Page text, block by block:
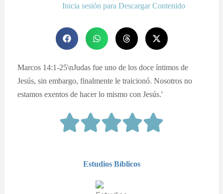
Inicia sesión para Descargar Contenido
Marcos 14:1-25\nJudas fue uno de los doce íntimos de
Jesús, sin embargo, finalmente le traicionó. Nosotros no
estamos exentos de hacer lo mismo con Jesús.'
Estudios Bíblicos